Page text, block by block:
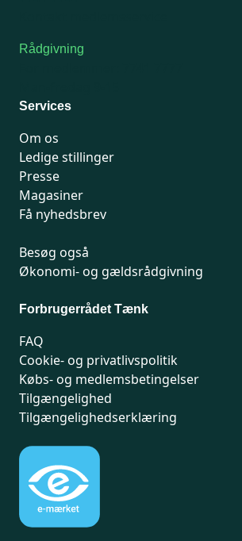
Rådgivning
Services
Om os
Ledige stillinger
Presse
Magasiner
Få nyhedsbrev
Besøg også
Økonomi- og gældsrådgivning
Forbrugerrådet Tænk
FAQ
Cookie- og privatlivspolitik
Købs- og medlemsbetingelser
Tilgængelighed
Tilgængelighedserklæring